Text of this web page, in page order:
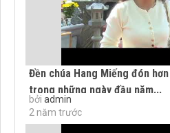
Đền chúa Hang Miếng đón
trong những ngày đầu năm...
bởi admin
2 năm trước